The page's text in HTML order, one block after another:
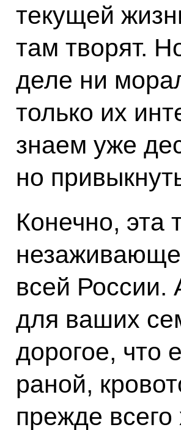
текущей
там творят.
деле ни
только их
знаем уже
но
Конечно, эта
всей России.
для ваших
дорогое, что
раной,
прежде